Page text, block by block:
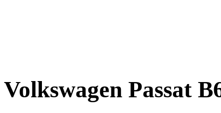
Volkswagen Passat